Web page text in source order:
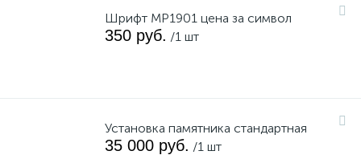
Шрифт MP1901 цена за символ
350 руб. /1 шт
Установка памятника стандартная
35 000 руб. /1 шт